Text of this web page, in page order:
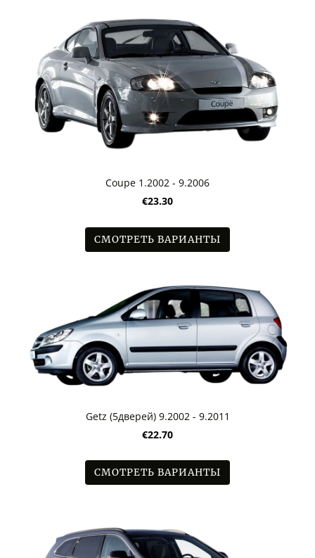
Coupe 1.2002 - 9.2006
€23.30
СМОТРЕТЬ ВАРИАНТЫ
Getz (5дверей) 9.2002 - 9.2011
€22.70
СМОТРЕТЬ ВАРИАНТЫ